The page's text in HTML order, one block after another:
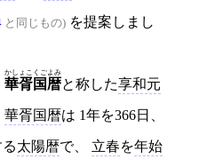
と同じもの) を提案しまし
華胥国暦
かしょこくごよみ
と称した享和元
華胥国暦は 1年を366日、
太陽暦で、 立春を年始